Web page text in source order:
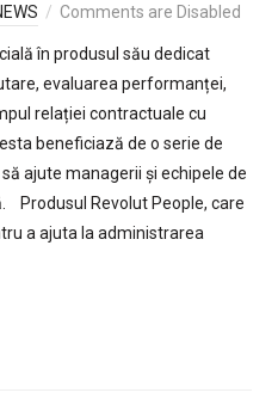
Comments are Disabled
în produsul său dedicat
evaluarea performanței,
relației contractuale cu
beneficiază de o serie de
ajute managerii și echipele de
Produsul Revolut People, care
a ajuta la administrarea